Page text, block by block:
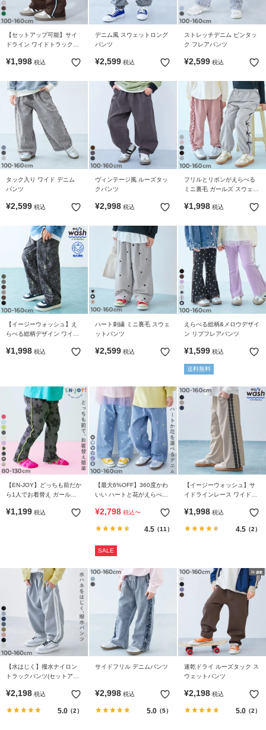
キ
ン
グ
ら
す
新
作
か
ら
す
子
ど
服
ド・
ヘ
ル
ビ
買
い
物
ガ
イ
【セットアップ可能】サイ
ドライン ワイドトラックパ
¥1,998 税込
デニム風 スウェットロング
パンツ
¥2,599 税込
ストレッチデニム ピンタッ
ク フレアパンツ
¥2,599 税込
タック入り ワイド デニム
パンツ
¥2,599 税込
ヴィンテージ風 ルーズタッ
クパンツ
¥2,998 税込
フリルとリボンがえらべる
ミニ裏毛 ガールズ スウェッ
¥1,998 税込
【イージーウォッシュ】え
らべる総柄デザイン ワイド
¥1,998 税込
ハート刺繍 ミニ裏毛 スウェ
ットパンツ
¥2,599 税込
えらべる総柄&メロウデザイ
ン リブフレアパンツ
¥1,599 税込
送料無料
【EN-JOY】どっちも前だか
ら1人でお着替え ガールズ
¥1,199 税込
【最大6%OFF】360度かわ
いい ハートと花がえらべる
ンツ
¥2,798 税込〜
4.5（11）
SALE
【イージーウォッシュ】サ
イドラインレース ワイドパ
¥1,998 税込
4.5（2）
【水はじく】撥水ナイロン
トラックパンツ(セットアッ
¥2,198 税込
5.0（2）
サイドフリル デニムパンツ
¥2,998 税込
5.0（5）
速乾ドライ ルーズタック ス
ウェットパンツ
¥2,198 税込
5.0（2）